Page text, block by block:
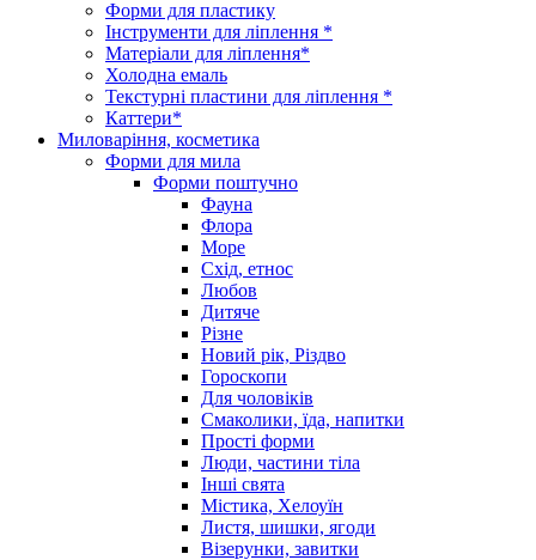
Форми для пластику
Інструменти для ліплення *
Матеріали для ліплення*
Холодна емаль
Текстурні пластини для ліплення *
Каттери*
Миловаріння, косметика
Форми для мила
Форми поштучно
Фауна
Флора
Море
Схід, етнос
Любов
Дитяче
Різне
Новий рік, Різдво
Гороскопи
Для чоловіків
Смаколики, їда, напитки
Прості форми
Люди, частини тіла
Інші свята
Містика, Хелоуїн
Листя, шишки, ягоди
Візерунки, завитки